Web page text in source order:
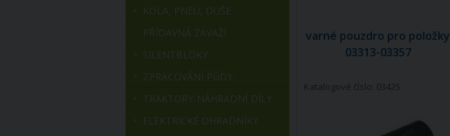
varné pouzdro pro položky
03313-03357
Katalogové číslo: 03425
KOLA, PNEU, DUŠE
PŘÍDAVNÁ ZÁVAŽÍ
SILENTBLOKY
ZPRACOVÁNÍ PŮDY
TRAKTORY-NÁHRADNÍ DÍLY
ELEKTRICKÉ OHRADNÍKY